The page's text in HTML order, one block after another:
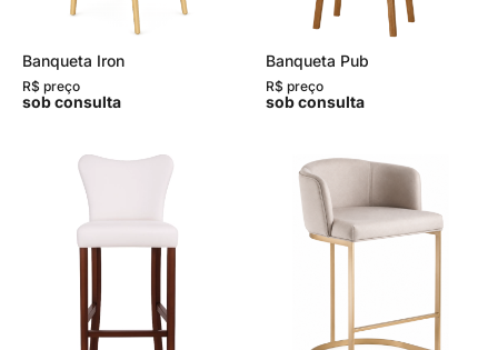
Banqueta Iron
R$ preço
sob consulta
Banqueta Pub
R$ preço
sob consulta